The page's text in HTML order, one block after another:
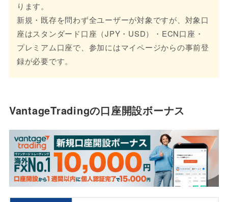
ります。
新規・既存を問わず全ユーザーが対象ですが、対象口
座はスタンダード口座（JPY・USD）・ECN口座・
プレミアム口座で、参加にはマイページからの事前登
録が必要です。
VantageTradingの口座開設ボーナス